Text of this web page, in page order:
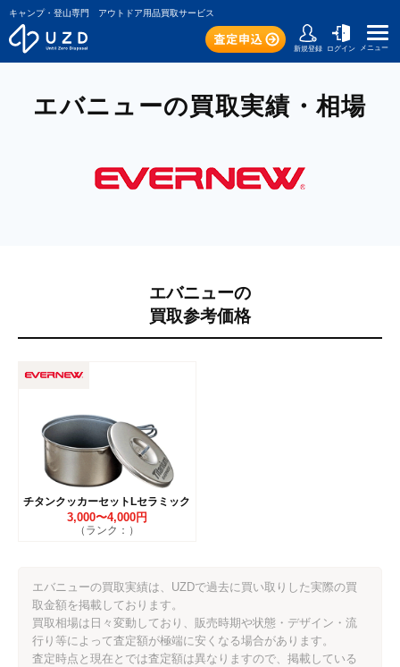
キャンプ・登山専門 アウトドア用品買取サービス
新規登録 ログイン メニュー
エバニューの買取実績・相場
エバニューの
買取参考価格
チタンクッカーセットLセラミック
3,000〜4,000円
（ランク：）
エバニューの買取実績は、UZDで過去に買い取りした実際の買
取金額を掲載しております。
買取相場は日々変動しており、販売時期や状態・デザイン・流
行り等によって査定額が極端に安くなる場合があります。
査定時点と現在とでは査定額は異なりますので、掲載している